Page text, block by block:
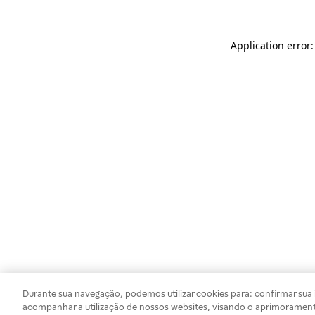
Application
Durante sua navegação, podemos utilizar cookies para: confirmar
acompanhar a utilização de nossos websites, visando o